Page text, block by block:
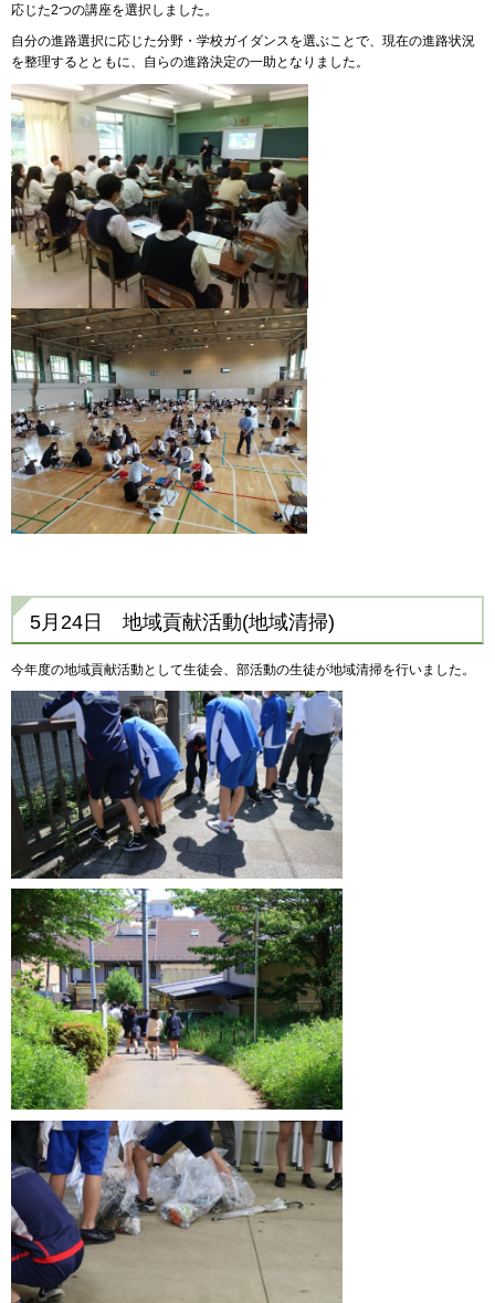
応じた2つの講座を選択しました。
自分の進路選択に応じた分野・学校ガイダンスを選ぶことで、現在の進路状況
を整理するとともに、自らの進路決定の一助となりました。
5月24日 地域貢献活動(地域清掃)
今年度の地域貢献活動として生徒会、部活動の生徒が地域清掃を行いました。